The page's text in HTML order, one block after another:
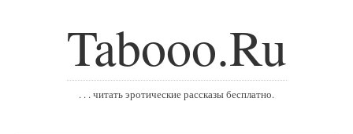
Tabooo.Ru
. . . читать эротические рассказы бесплатно.